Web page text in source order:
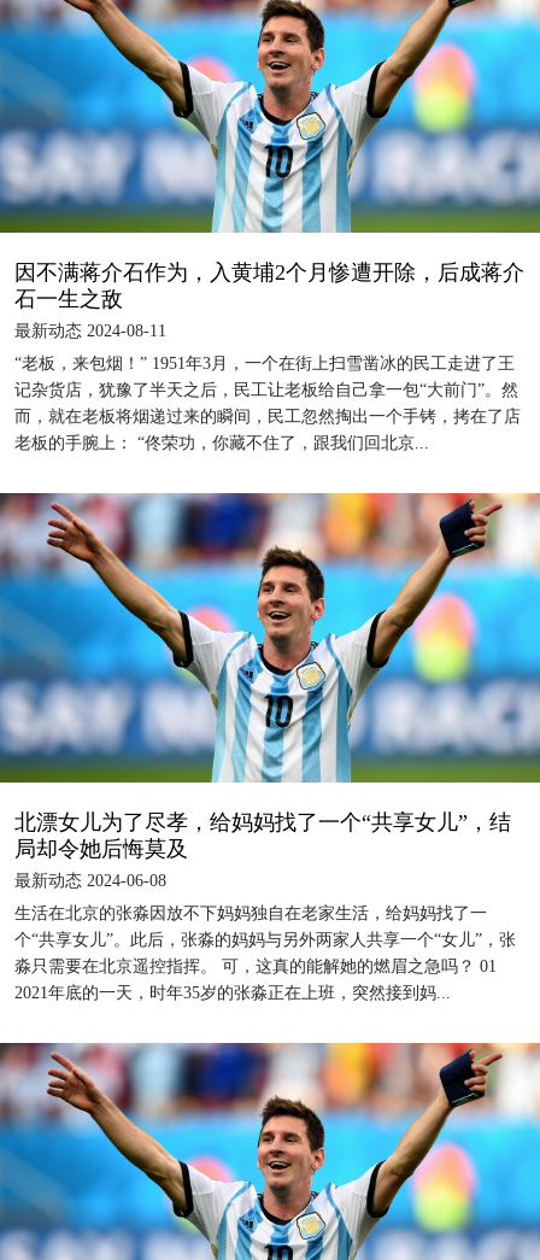
因不满蒋介石作为，入黄埔2个月惨遭开除，后成蒋介
石一生之敌
最新动态 2024-08-11
“老板，来包烟！” 1951年3月，一个在街上扫雪凿冰的民工走进了王
记杂货店，犹豫了半天之后，民工让老板给自己拿一包“大前门”。然
而，就在老板将烟递过来的瞬间，民工忽然掏出一个手铐，拷在了店
老板的手腕上： “佟荣功，你藏不住了，跟我们回北京...
北漂女儿为了尽孝，给妈妈找了一个“共享女儿”，结
局却令她后悔莫及
最新动态 2024-06-08
生活在北京的张淼因放不下妈妈独自在老家生活，给妈妈找了一
个“共享女儿”。此后，张淼的妈妈与另外两家人共享一个“女儿”，张
淼只需要在北京遥控指挥。 可，这真的能解她的燃眉之急吗？ 01
2021年底的一天，时年35岁的张淼正在上班，突然接到妈...